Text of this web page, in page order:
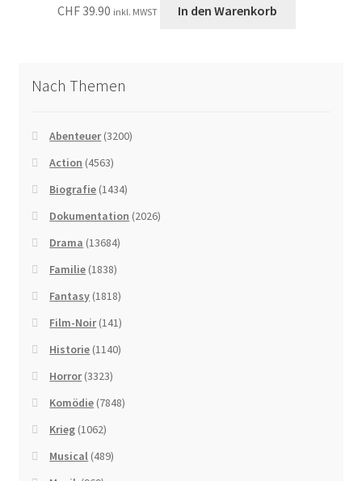
CHF39.90 inkl. MWST In den Warenkorb
Nach Themen
Abenteuer (3200)
Action (4563)
Biografie (1434)
Dokumentation (2026)
Drama (13684)
Familie (1838)
Fantasy (1818)
Film-Noir (141)
Historie (1140)
Horror (3323)
Komödie (7848)
Krieg (1062)
Musical (489)